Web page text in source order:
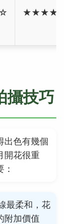
★★★★★
攝技巧
出色有幾個
開花很重
最柔和，花
附加價值